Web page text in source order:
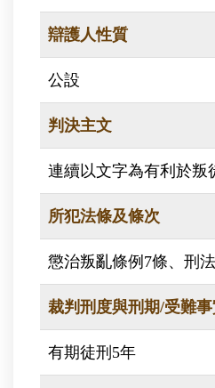
辯護人性質
公設
判決主文
連續以文字為有利於叛
所犯法條及條次
懲治叛亂條例7條、刑
裁判刑度與刑期/受難
有期徒刑5年